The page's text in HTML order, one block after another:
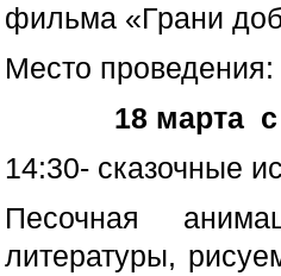
фильма «Грани
Место
18 марта
14:30- сказочные
Песочная
литературы,